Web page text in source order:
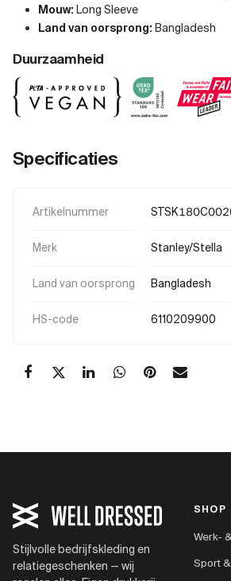
Mouw: Long Sleeve
Land van oorsprong: Bangladesh
Duurzaamheid
Specificaties
Artikelnummer
Merk Stanley/Stella
Land van oorsprong Bangladesh
HS-code 6110209900
Stijlvolle bedrijfskleding en
relatiegeschenken — wij
SHOP
Werk-
Sport